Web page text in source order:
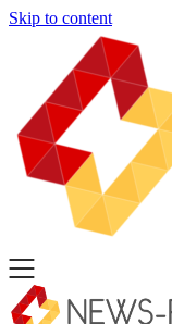
Skip to content